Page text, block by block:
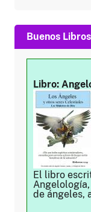
Buenos Libros
Libro:
El libro
de ángeles,